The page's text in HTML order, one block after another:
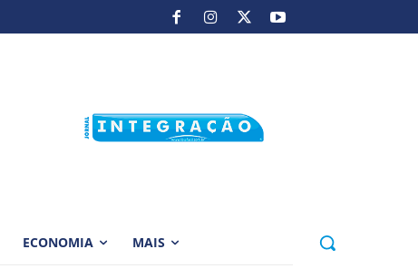
ECONOMIA MAIS